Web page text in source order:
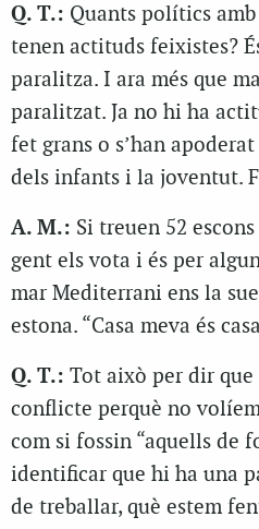
Q. T.: Quants polítics
tenen actituds feixistes?
paralitza. I ara més que
paralitzat. Ja no hi ha
fet grans o s’han
dels infants i la joventut.
A. M.: Si treuen 52
gent els vota i és per
mar Mediterrani ens la
estona. “Casa meva és
Q. T.: Tot això per dir
conflicte perquè no
com si fossin “aquells de
identificar que hi ha una
de treballar, què estem